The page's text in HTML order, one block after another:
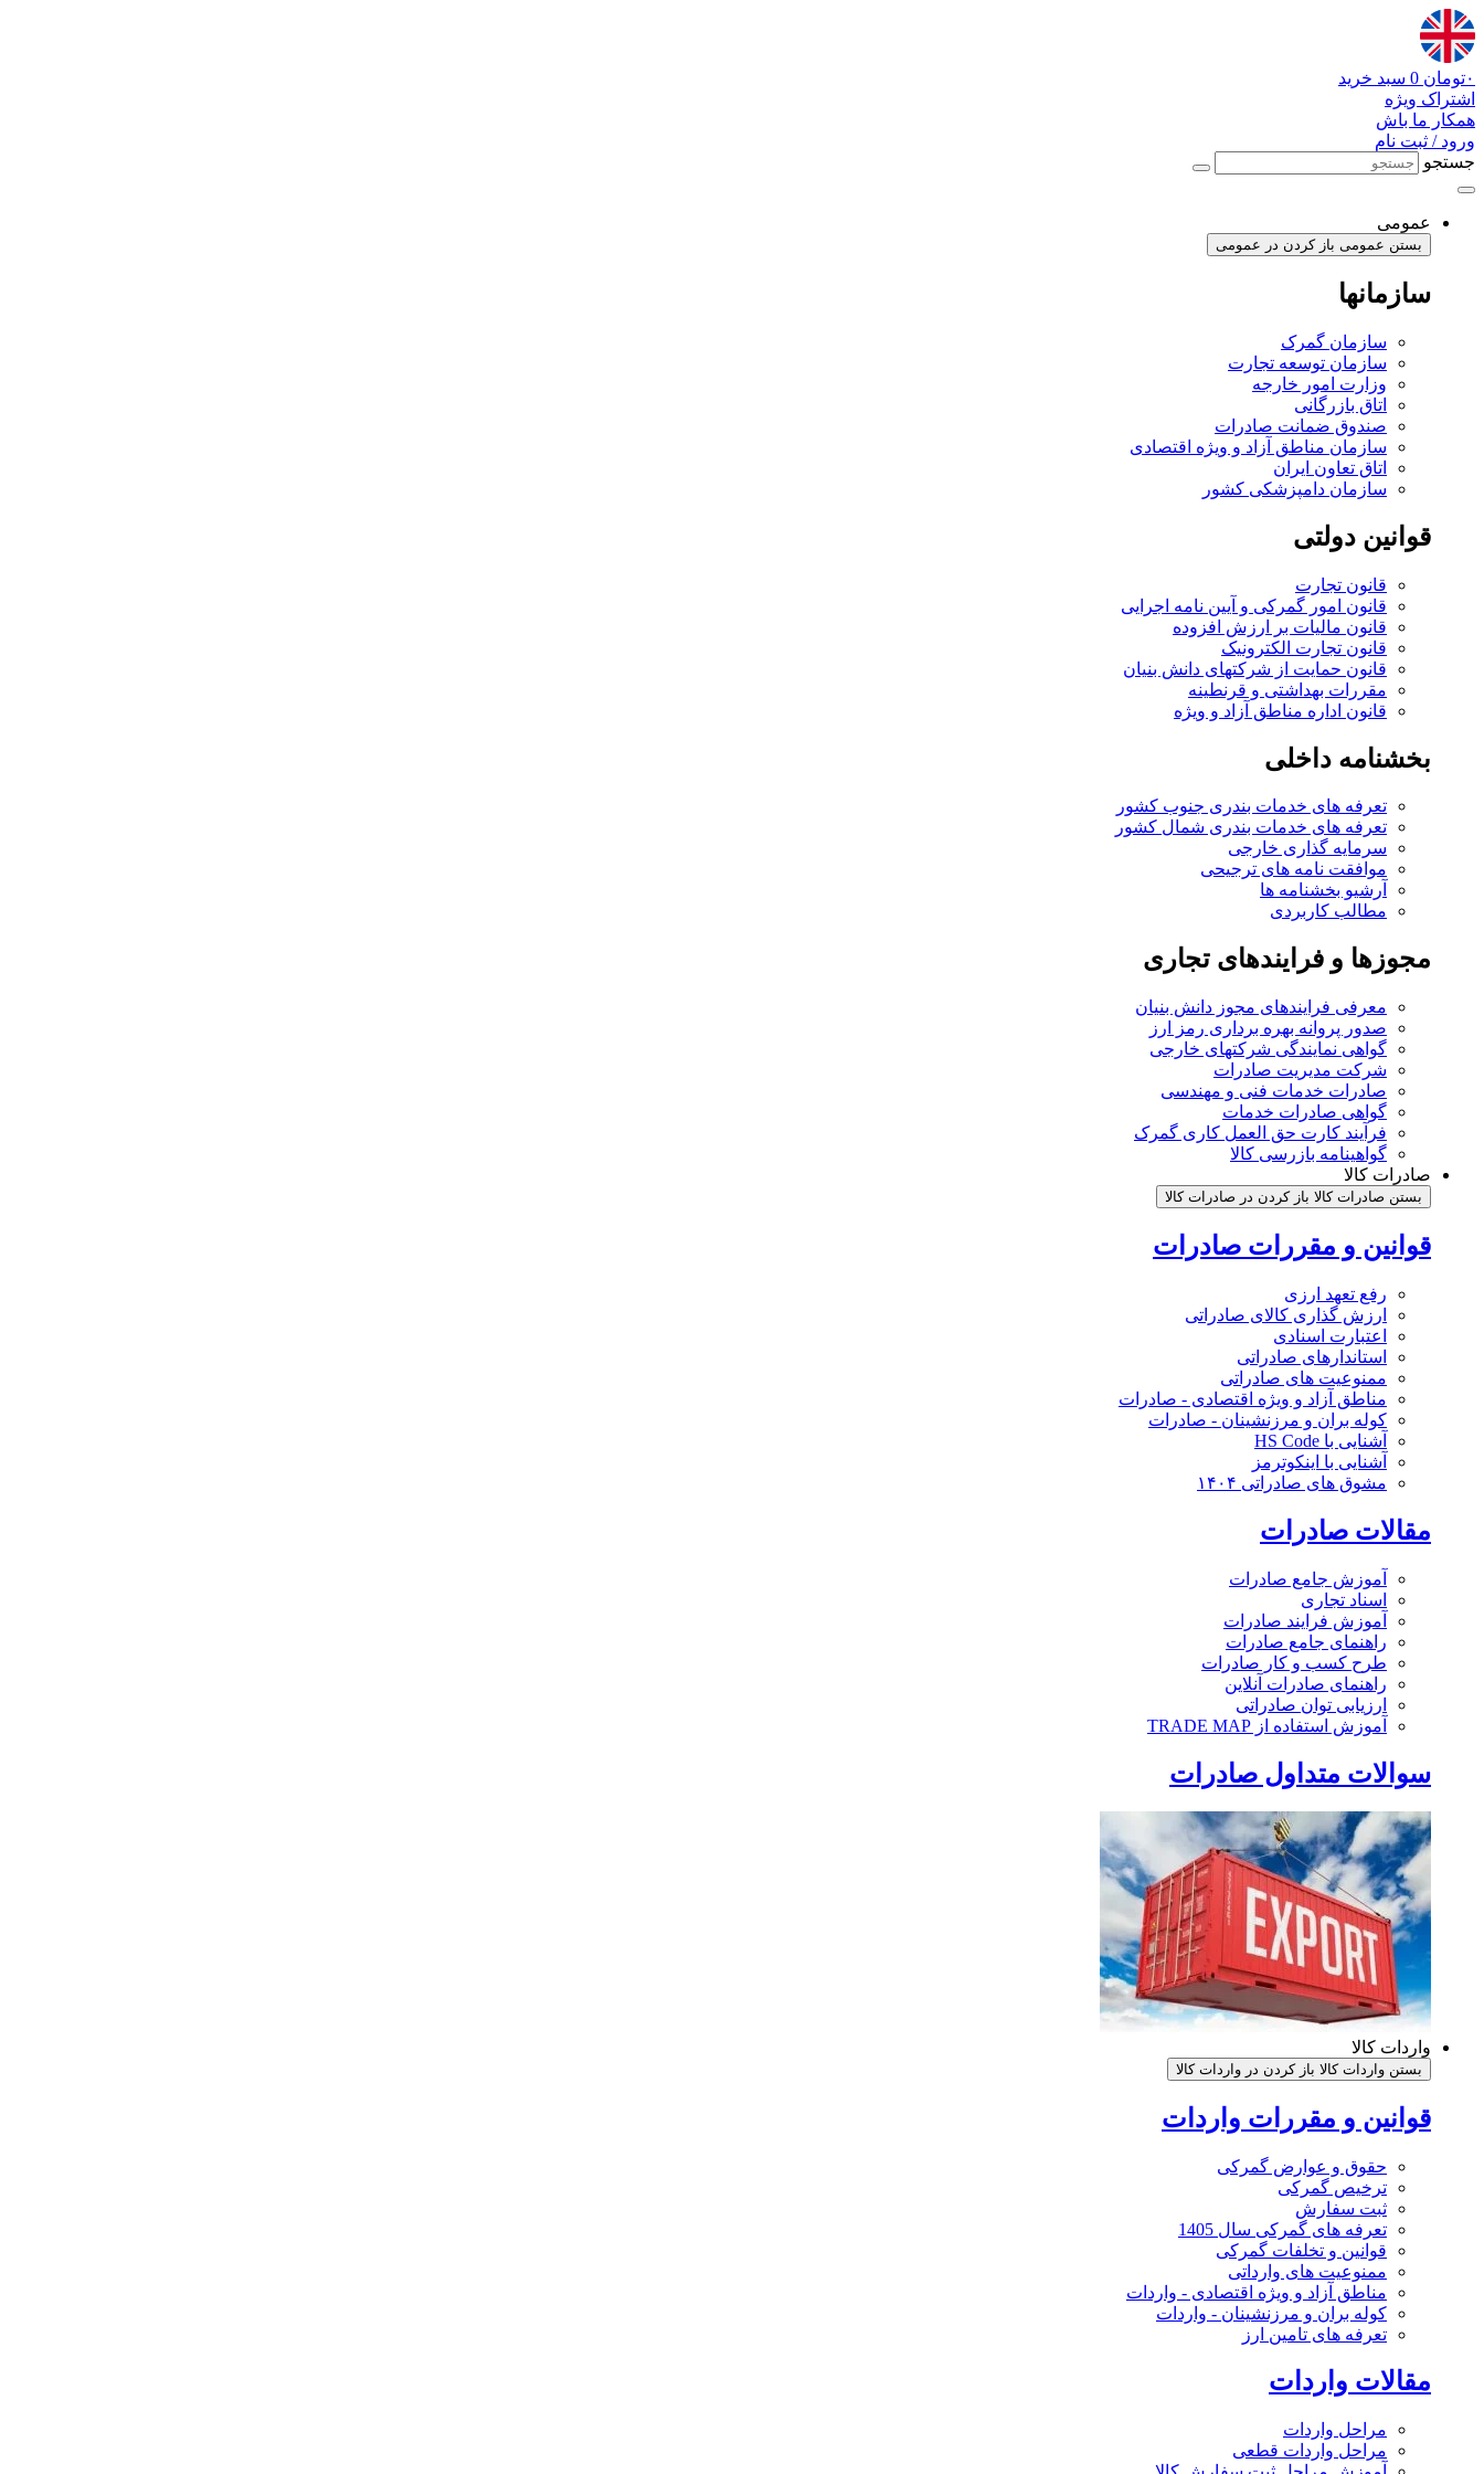
پرش
به
محتوا
۰تومان 0 سبد خرید
اشتراک ویژه
همکار ما باش
ورود / ثبت نام
جستجو
عمومی
بستن عمومی باز کردن در عمومی
سازمانها
سازمان گمرک
سازمان توسعه تجارت
وزارت امور خارجه
اتاق بازرگانی
صندوق ضمانت صادرات
سازمان مناطق آزاد و ویژه اقتصادی
اتاق تعاون ایران
سازمان دامپزشکی کشور
قوانین دولتی
قانون تجارت
قانون امور گمرکی و آیین نامه اجرایی
قانون مالیات بر ارزش افزوده
قانون تجارت الکترونیک
قانون حمایت از شرکتهای دانش بنیان
مقررات بهداشتی و قرنطینه
قانون اداره مناطق آزاد و ویژه
بخشنامه داخلی
تعرفه های خدمات بندری جنوب کشور
تعرفه های خدمات بندری شمال کشور
سرمایه گذاری خارجی
موافقت نامه های ترجیحی
آرشیو بخشنامه ها
مطالب کاربردی
مجوزها و فرایندهای تجاری
معرفی فرایندهای مجوز دانش بنیان
صدور پروانه بهره برداری رمز ارز
گواهی نمایندگی شرکتهای خارجی
شرکت مدیریت صادرات
صادرات خدمات فنی و مهندسی
گواهی صادرات خدمات
فرآیند کارت حق العمل کاری گمرک
گواهینامه بازرسی کالا
صادرات کالا
بستن صادرات کالا باز کردن در صادرات کالا
قوانین و مقررات صادرات
رفع تعهد ارزی
ارزش گذاری کالای صادراتی
اعتبارت اسنادی
استاندارهای صادراتی
ممنوعیت های صادراتی
مناطق آزاد و ویژه اقتصادی - صادرات
کوله بران و مرزنشینان - صادرات
آشنایی با HS Code
آشنایی با اینکوترمز
مشوق های صادراتی ۱۴۰۴
مقالات صادرات
آموزش جامع صادرات
اسناد تجاری
آموزش فرایند صادرات
راهنمای جامع صادرات
طرح کسب و کار صادرات
راهنمای صادرات آنلاین
ارزیابی توان صادراتی
آموزش استفاده از TRADE MAP
سوالات متداول صادرات
واردات کالا
بستن واردات کالا باز کردن در واردات کالا
قوانین و مقررات واردات
حقوق و عوارض گمرکی
ترخیص گمرکی
ثبت سفارش
تعرفه های گمرکی سال 1405
قوانین و تخلفات گمرکی
ممنوعیت های وارداتی
مناطق آزاد و ویژه اقتصادی - واردات
کوله بران و مرزنشینان - واردات
تعرفه های تامین ارز
مقالات واردات
مراحل واردات
مراحل واردات قطعی